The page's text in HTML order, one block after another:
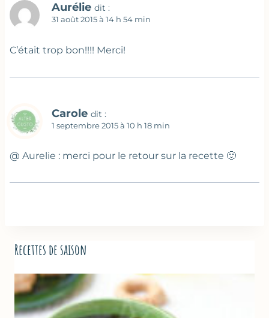
Aurélie dit :
31 août 2015 à 14 h 54 min
C’était trop bon!!!! Merci!
Carole dit :
1 septembre 2015 à 10 h 18 min
@ Aurelie : merci pour le retour sur la recette 🙂
Recettes de saison